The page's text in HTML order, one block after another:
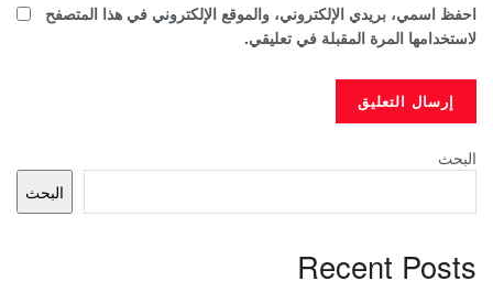
احفظ اسمي، بريدي الإلكتروني، والموقع الإلكتروني في هذا المتصفح
لاستخدامها المرة المقبلة في تعليقي.
البحث
البحث
Recent Posts